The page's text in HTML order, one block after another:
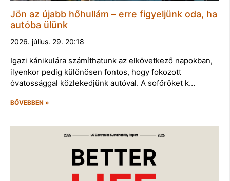
Jön az újabb hőhullám – erre figyeljünk oda, ha
autóba ülünk
2026. július. 29. 20:18
Igazi kánikulára számíthatunk az elkövetkező napokban,
ilyenkor pedig különösen fontos, hogy fokozott
óvatossággal közlekedjünk autóval. A sofőröket k…
BŐVEBBEN »